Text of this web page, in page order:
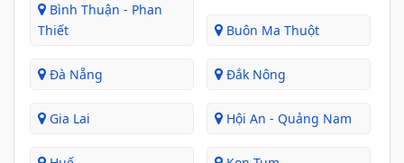
Bình Thuận - Phan
Thiết
Buôn Ma Thuột
Đà Nẵng Đắk Nông
Gia Lai Hội An - Quảng Nam